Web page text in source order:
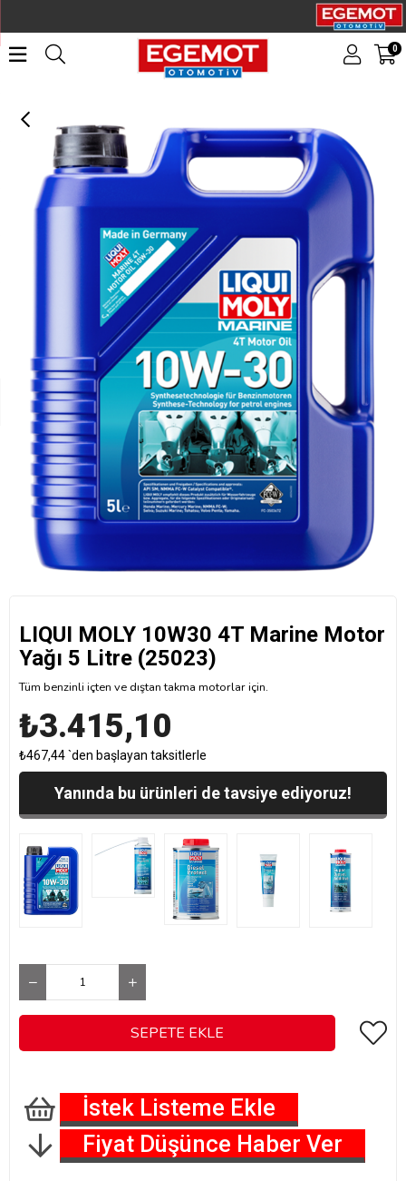
0
LIQUI MOLY 10W30 4T Marine Motor Yağı 5 Litre (25023)
LIQUI MOLY 10W30 4T Marine Motor
Yağı 5 Litre (25023)
Tüm benzinli içten ve dıştan takma motorlar için.
₺3.415,10
₺467,44`den başlayan taksitlerle
Yanında bu ürünleri de tavsiye ediyoruz!
İstek Listeme Ekle
Fiyat Düşünce Haber Ver